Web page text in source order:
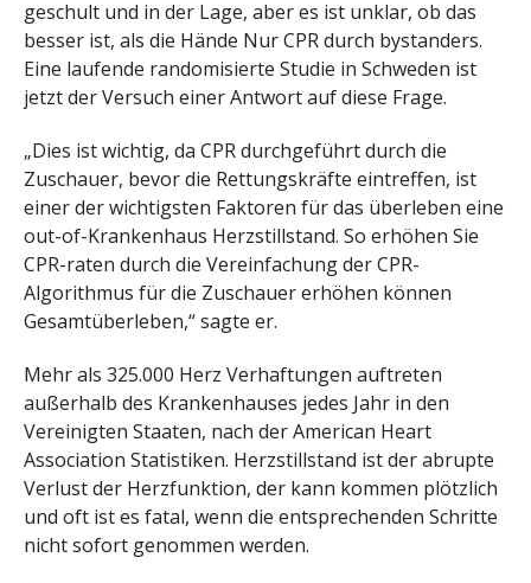
geschult und in der Lage, aber es ist unklar, ob das
besser ist, als die Hände Nur CPR durch bystanders.
Eine laufende randomisierte Studie in Schweden ist
jetzt der Versuch einer Antwort auf diese Frage.
„Dies ist wichtig, da CPR durchgeführt durch die
Zuschauer, bevor die Rettungskräfte eintreffen, ist
einer der wichtigsten Faktoren für das überleben eine
out-of-Krankenhaus Herzstillstand. So erhöhen Sie
CPR-raten durch die Vereinfachung der CPR-
Algorithmus für die Zuschauer erhöhen können
Gesamtüberleben,“ sagte er.
Mehr als 325.000 Herz Verhaftungen auftreten
außerhalb des Krankenhauses jedes Jahr in den
Vereinigten Staaten, nach der American Heart
Association Statistiken. Herzstillstand ist der abrupte
Verlust der Herzfunktion, der kann kommen plötzlich
und oft ist es fatal, wenn die entsprechenden Schritte
nicht sofort genommen werden.